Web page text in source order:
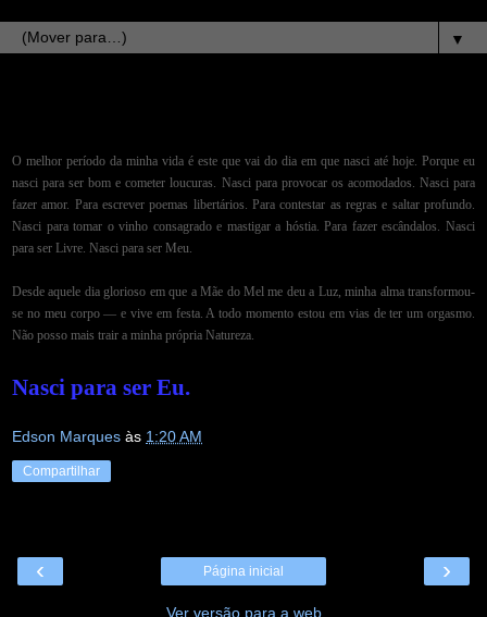
▼
O melhor período da minha vida é este que vai do dia em que nasci até hoje. Porque eu
nasci para ser bom e cometer loucuras. Nasci para provocar os acomodados. Nasci para
fazer amor. Para escrever poemas libertários. Para contestar as regras e saltar profundo.
Nasci para tomar o vinho consagrado e mastigar a hóstia. Para fazer escândalos. Nasci
para ser Livre. Nasci para ser Meu.
Desde aquele dia glorioso em que a Mãe do Mel me deu a Luz, minha alma transformou-
se no meu corpo — e vive em festa. A todo momento estou em vias de ter um orgasmo.
Não posso mais trair a minha própria Natureza.
Nasci para ser Eu.
Edson Marques às 1:20 AM
Compartilhar
‹ ›
Página inicial
Ver versão para a web